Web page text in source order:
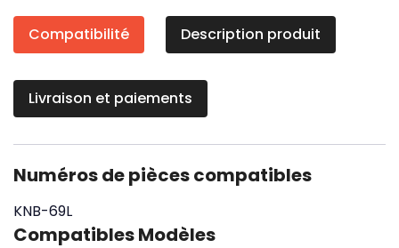
Compatibilité Description produit
Livraison et paiements
Numéros de pièces compatibles
KNB-69L
Compatibles Modèles